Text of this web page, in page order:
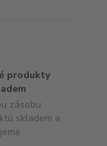
produkty
zásobu
skladem a